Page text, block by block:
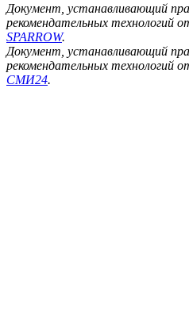
Документ, устанавливающий
рекомендательных технологий
SPARROW.
Документ, устанавливающий
рекомендательных технологий
СМИ24.